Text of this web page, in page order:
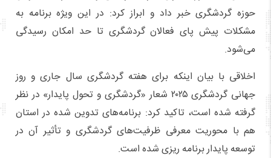
حوزه گردشگری خبر داد و ابراز کرد: در این ویژه برنامه به
مشکلات پیش پای فعالان گردشگری تا حد امکان رسیدگی
می‌شود.
اخلاقی با بیان اینکه برای هفته گردشگری سال جاری و روز
جهانی گردشگری ۲۰۲۵ شعار «گردشگری و تحول پایدار» در نظر
گرفته شده است، تاکید کرد: برنامه‌های تدوین شده در استان
هم با محوریت معرفی ظرفیت‌های گردشگری و تأثیر آن در
توسعه پایدار برنامه ریزی شده است.